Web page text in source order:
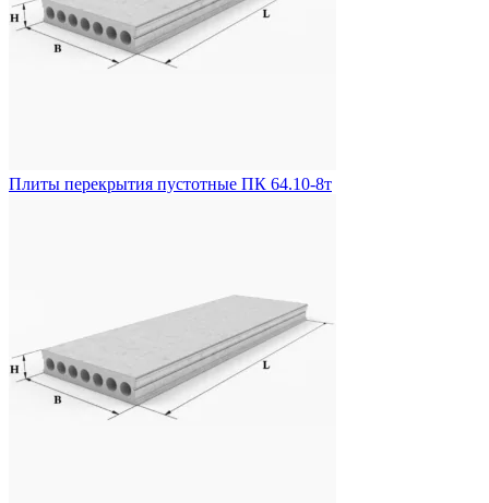
Плиты перекрытия пустотные ПК 64.10-8т